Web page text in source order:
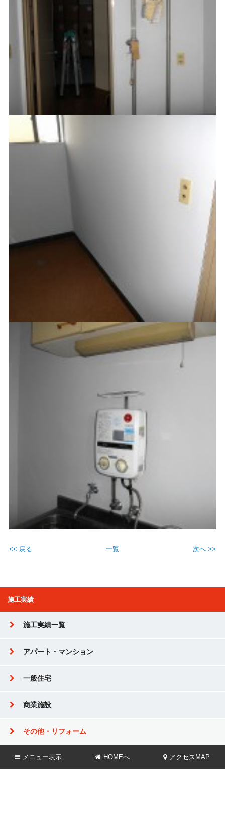
<< 戻る 一覧 次へ >>
施工実績
施工実績一覧
アパート・マンション
一般住宅
商業施設
その他・リフォーム
メニュー表示 HOMEへ アクセスMAP